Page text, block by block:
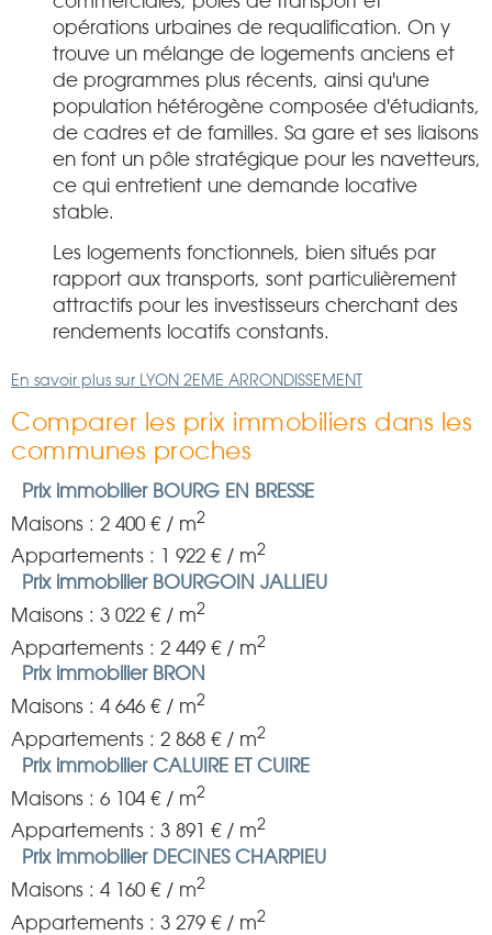
opérations urbaines de requalification. On y
trouve un mélange de logements anciens et
de programmes plus récents, ainsi qu'une
population hétérogène composée d'étudiants,
de cadres et de familles. Sa gare et ses liaisons
en font un pôle stratégique pour les navetteurs,
ce qui entretient une demande locative
stable.
Les logements fonctionnels, bien situés par
rapport aux transports, sont particulièrement
attractifs pour les investisseurs cherchant des
rendements locatifs constants.
En savoir plus sur LYON 2EME ARRONDISSEMENT
Comparer les prix immobiliers dans les
communes proches
Prix immobilier BOURG EN BRESSE
Maisons : 2 400 € / m2
Appartements : 1 922 € / m2
Prix immobilier BOURGOIN JALLIEU
Maisons : 3 022 € / m2
Appartements : 2 449 € / m2
Prix immobilier BRON
Maisons : 4 646 € / m2
Appartements : 2 868 € / m2
Prix immobilier CALUIRE ET CUIRE
Maisons : 6 104 € / m2
Appartements : 3 891 € / m2
Prix immobilier DECINES CHARPIEU
Maisons : 4 160 € / m2
Appartements : 3 279 € / m2